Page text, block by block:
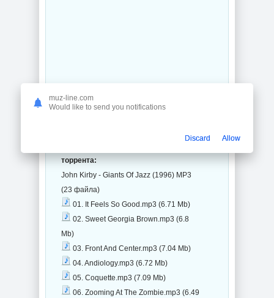
торрента:
John Kirby - Giants Of Jazz (1996) MP3
(23 файла)
01. It Feels So Good.mp3 (6.71 Mb)
02. Sweet Georgia Brown.mp3 (6.8
Mb)
03. Front And Center.mp3 (7.04 Mb)
04. Andiology.mp3 (6.72 Mb)
05. Coquette.mp3 (7.09 Mb)
06. Zooming At The Zombie.mp3 (6.49
muz-line.com
Would like to send you notifications
Discard Allow